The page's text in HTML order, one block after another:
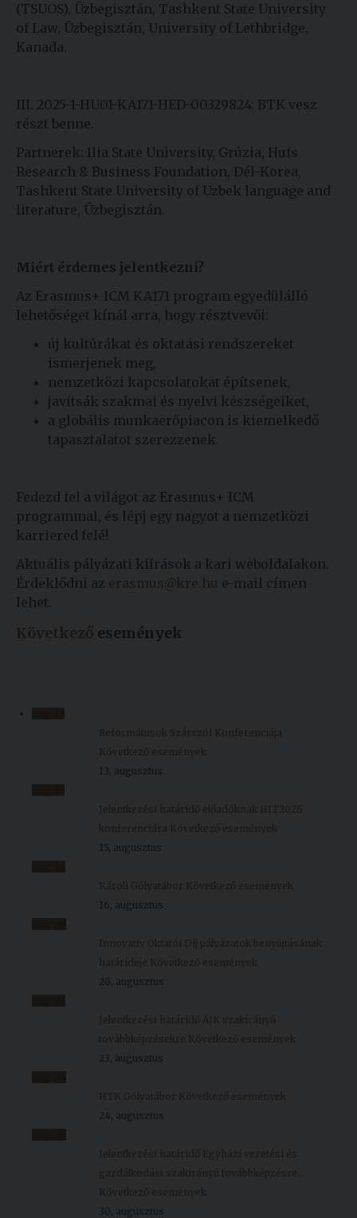
(TSUOS), Üzbegisztán, Tashkent State University
of Law, Üzbegisztán, University of Lethbridge,
Kanada.
III. 2025-1-HU01-KA171-HED-00329824: BTK vesz
részt benne.
Partnerek: Ilia State University, Grúzia, Hufs
Research & Business Foundation, Dél-Korea,
Tashkent State University of Uzbek language and
literature, Üzbegisztán.
Miért érdemes jelentkezni?
Az Erasmus+ ICM KA171 program egyedülálló
lehetőséget kínál arra, hogy résztvevői:
új kultúrákat és oktatási rendszereket
ismerjenek meg,
nemzetközi kapcsolatokat építsenek,
javítsák szakmai és nyelvi készségeiket,
a globális munkaerőpiacon is kiemelkedő
tapasztalatot szerezzenek.
Fedezd fel a világot az Erasmus+ ICM
programmal, és lépj egy nagyot a nemzetközi
karriered felé!
Aktuális pályázati kiírások a kari weboldalakon.
Érdeklődni az erasmus@kre.hu e-mail címen
lehet.
Következő események
Reformátusok Szárszói Konferenciája
Következő események
13, augusztus
Jelentkezési határidő előadóknak HIT2026
konferenciára Következő események
15, augusztus
Károli Gólyatábor Következő események
16, augusztus
Innovatív Oktatói Díj pályázatok benyújtásának
határideje Következő események
20, augusztus
Jelentkezési határidő ÁJK szakirányú
továbbképzésekre Következő események
23, augusztus
HTK Gólyatábor Következő események
24, augusztus
Jelentkezési határidő Egyházi vezetési és
gazdálkodási szakirányú továbbképzésre...
Következő események
30, augusztus